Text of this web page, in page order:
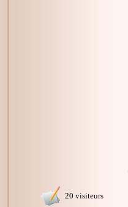
20 visiteurs